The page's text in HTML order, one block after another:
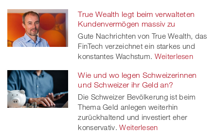
True Wealth legt beim verwalteten
Kundenvermögen massiv zu
Gute Nachrichten von True Wealth, das
FinTech verzeichnet ein starkes und
konstantes Wachstum. Weiterlesen
Wie und wo legen Schweizerinnen
und Schweizer ihr Geld an?
Die Schweizer Bevölkerung ist beim
Thema Geld anlegen weiterhin
zurückhaltend und investiert eher
konservativ. Weiterlesen